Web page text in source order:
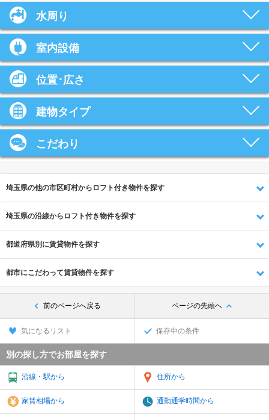
水周り
室内設備
位置･広さ
建物タイプ
こだわり
埼玉県の他の市区町村からロフト付き物件を探す
埼玉県の沿線からロフト付き物件を探す
都道府県別に賃貸物件を探す
都市にこだわって賃貸物件を探す
前のページへ戻る ページの先頭へ
気になるリスト 保存中の条件
別の探し方でお部屋を探す
沿線・駅から 住所から
家賃相場から 通勤通学時間から